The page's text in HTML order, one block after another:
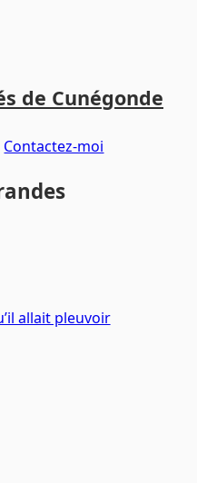
de Cunégonde
Contactez-moi
allait pleuvoir